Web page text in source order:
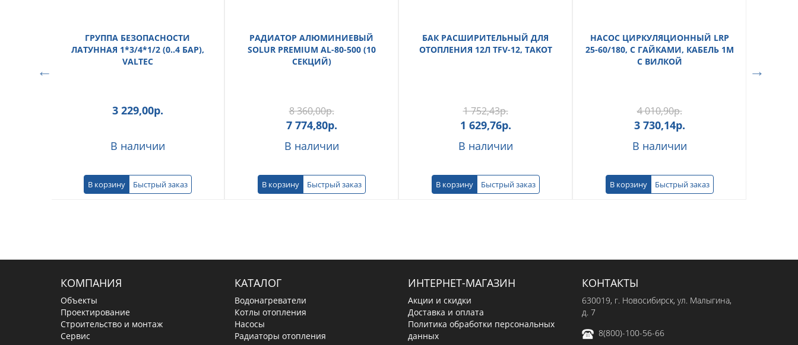
ГРУППА БЕЗОПАСНОСТИ
ЛАТУННАЯ 1*3/4*1/2 (0..4 БАР),
VALTEC
3 229,00р.
В наличии
В корзину Быстрый заказ
РАДИАТОР АЛЮМИНИЕВЫЙ
SOLUR PREMIUM AL-80-500 (10
СЕКЦИЙ)
8 360,00р.
7 774,80р.
В наличии
В корзину Быстрый заказ
БАК РАСШИРИТЕЛЬНЫЙ ДЛЯ
ОТОПЛЕНИЯ 12Л TFV-12, TAKOT
1 752,43р.
1 629,76р.
В наличии
В корзину Быстрый заказ
НАСОС ЦИРКУЛЯЦИОННЫЙ LRP
25-60/180, С ГАЙКАМИ, КАБЕЛЬ 1М
С ВИЛКОЙ
4 010,90р.
3 730,14р.
В наличии
В корзину Быстрый заказ
КОМПАНИЯ
Объекты
Проектирование
Строительство и монтаж
Сервис
КАТАЛОГ
Водонагреватели
Котлы отопления
Насосы
Радиаторы отопления
ИНТЕРНЕТ-МАГАЗИН
Акции и скидки
Доставка и оплата
Политика обработки персональных
данных
КОНТАКТЫ
630019, г. Новосибирск, ул. Малыгина,
д. 7
8(800)-100-56-66